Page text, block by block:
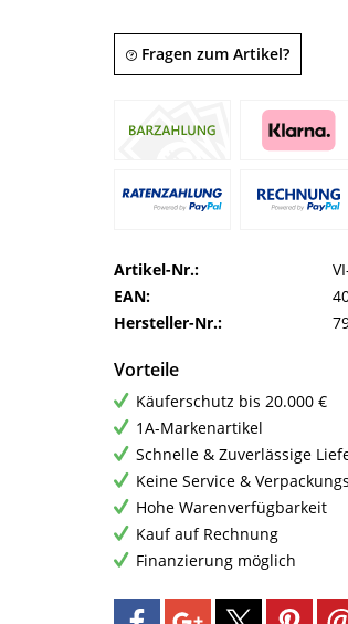
Fragen zum Artikel?
Artikel-Nr.:
EAN:
Hersteller-Nr.:
Vorteile
Käuferschutz bis 20.000 €
1A-Markenartikel
Schnelle & Zuverlässige
Keine Service &
Hohe Warenverfügbarkeit
Kauf auf Rechnung
Finanzierung möglich